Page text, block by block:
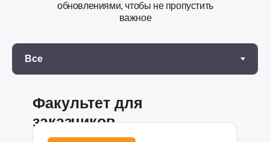
обновлениями, чтобы не пропустить
важное
Факультет для
заказчиков